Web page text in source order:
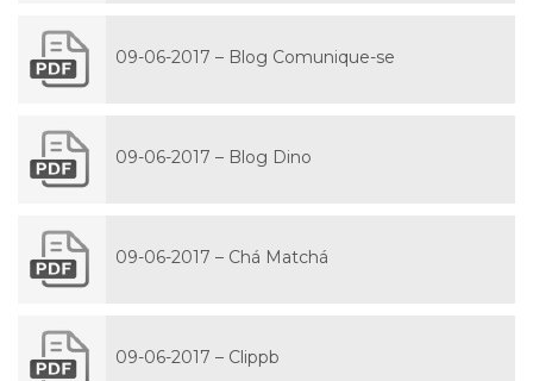
09-06-2017 – Blog Comunique-se
09-06-2017 – Blog Dino
09-06-2017 – Chá Matchá
09-06-2017 – Clippb